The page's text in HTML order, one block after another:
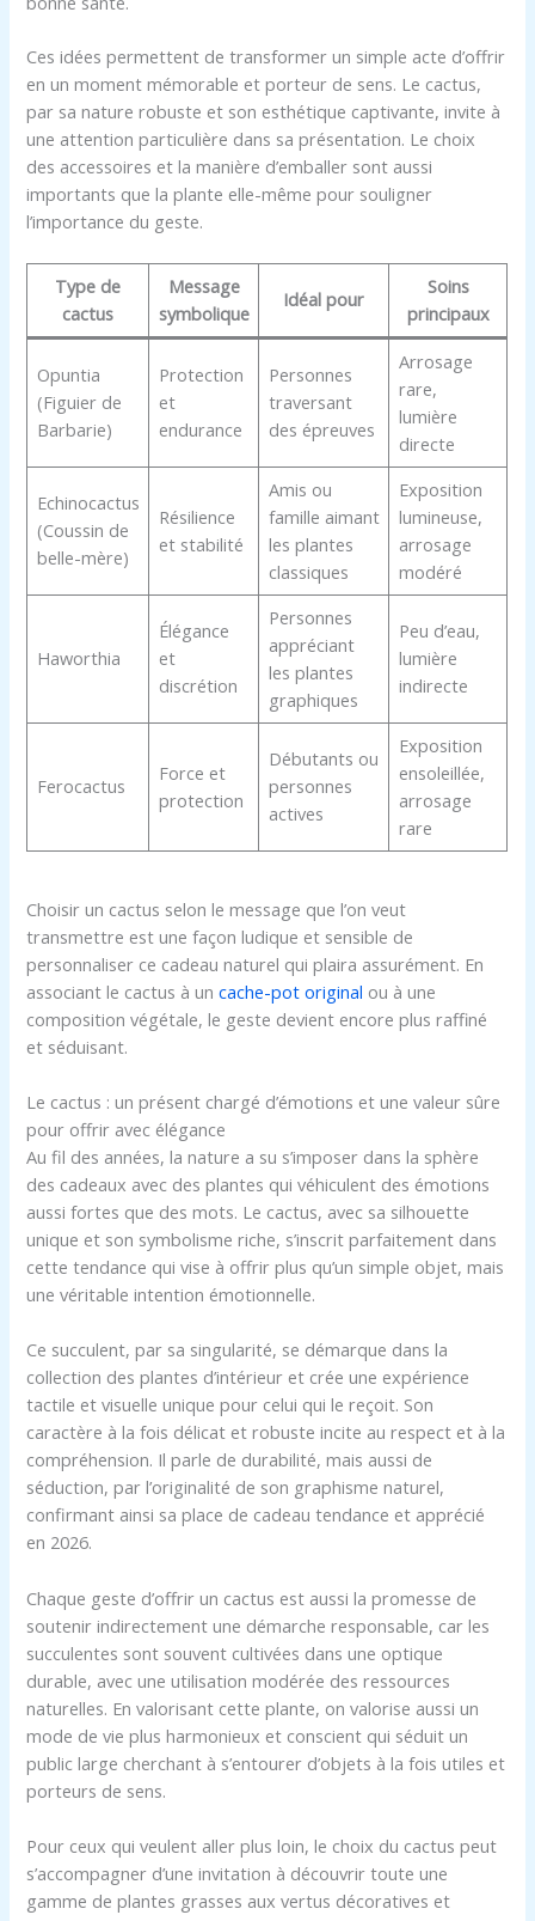
Ces idées permettent de transformer un simple acte d’offrir
en un moment mémorable et porteur de sens. Le cactus,
par sa nature robuste et son esthétique captivante, invite à
une attention particulière dans sa présentation. Le choix
des accessoires et la manière d’emballer sont aussi
importants que la plante elle-même pour souligner
l’importance du geste.
Type de
cactus
Message
symbolique
Idéal pour
Soins
principaux
Opuntia
(Figuier de
Barbarie)
Protection
et
endurance
Personnes
traversant
des épreuves
Arrosage
rare,
lumière
directe
Echinocactus
(Coussin de
belle-mère)
Résilience
et stabilité
Amis ou
famille aimant
les plantes
classiques
Exposition
lumineuse,
arrosage
modéré
Haworthia
Élégance
et
discrétion
Personnes
appréciant
les plantes
graphiques
Peu d’eau,
lumière
indirecte
Ferocactus
Force et
protection
Débutants ou
personnes
actives
Exposition
ensoleillée,
arrosage
rare
Choisir un cactus selon le message que l’on veut
transmettre est une façon ludique et sensible de
personnaliser ce cadeau naturel qui plaira assurément. En
associant le cactus à uncache-pot original ou à une
composition végétale, le geste devient encore plus raffiné
et séduisant.
Le cactus : un présent chargé d’émotions et une valeur sûre
pour offrir avec élégance
Au fil des années, la nature a su s’imposer dans la sphère
des cadeaux avec des plantes qui véhiculent des émotions
aussi fortes que des mots. Le cactus, avec sa silhouette
unique et son symbolisme riche, s’inscrit parfaitement dans
cette tendance qui vise à offrir plus qu’un simple objet, mais
une véritable intention émotionnelle.
Ce succulent, par sa singularité, se démarque dans la
collection des plantes d’intérieur et crée une expérience
tactile et visuelle unique pour celui qui le reçoit. Son
caractère à la fois délicat et robuste incite au respect et à la
compréhension. Il parle de durabilité, mais aussi de
séduction, par l’originalité de son graphisme naturel,
confirmant ainsi sa place de cadeau tendance et apprécié
en 2026.
Chaque geste d’offrir un cactus est aussi la promesse de
soutenir indirectement une démarche responsable, car les
succulentes sont souvent cultivées dans une optique
durable, avec une utilisation modérée des ressources
naturelles. En valorisant cette plante, on valorise aussi un
mode de vie plus harmonieux et conscient qui séduit un
public large cherchant à s’entourer d’objets à la fois utiles et
porteurs de sens.
Pour ceux qui veulent aller plus loin, le choix du cactus peut
s’accompagner d’une invitation à découvrir toute une
gamme de plantes grasses aux vertus décoratives et